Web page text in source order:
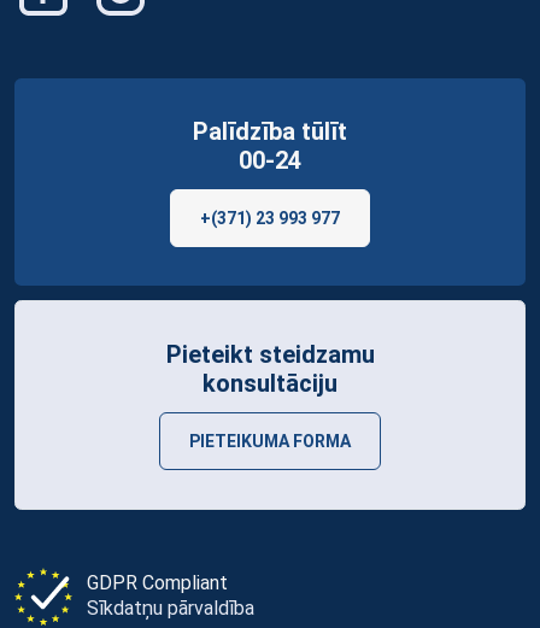
GDPR Compliant
Sīkdatņu pārvaldība
Palīdzība tūlīt
00-24
+(371) 23 993 977
Pieteikt steidzamu
konsultāciju
PIETEIKUMA FORMA